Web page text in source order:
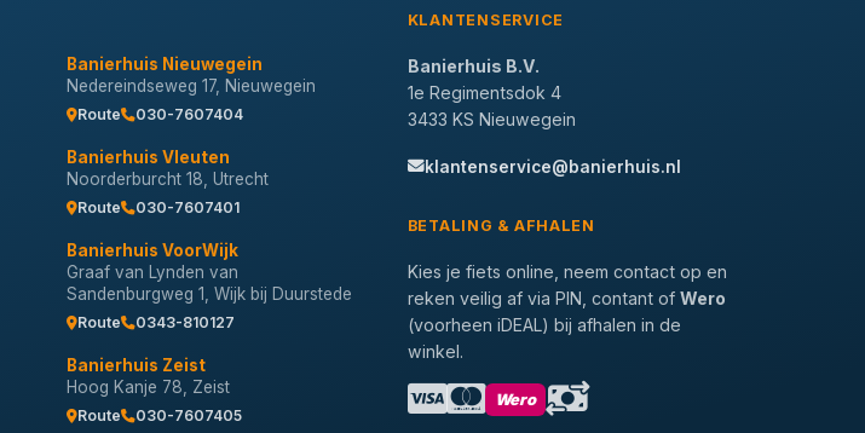
Banierhuis Nieuwegein
Nedereindseweg 17, Nieuwegein
Route 030-7607404
Banierhuis Vleuten
Noorderburcht 18, Utrecht
Route 030-7607401
Banierhuis VoorWijk
Graaf van Lynden van
Sandenburgweg 1, Wijk bij Duurstede
Route 0343-810127
Banierhuis Zeist
Hoog Kanje 78, Zeist
Route 030-7607405
KLANTENSERVICE
Banierhuis B.V.
1e Regimentsdok 4
3433 KS Nieuwegein
klantenservice@banierhuis.nl
BETALING & AFHALEN
Kies je fiets online, neem contact op en
reken veilig af via PIN, contant of Wero
(voorheen iDEAL) bij afhalen in de
winkel.
Wero